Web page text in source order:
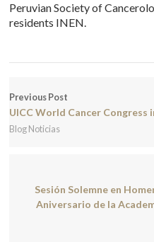
Peruvian Society of
residents INEN.
Previous Post
UICC World Cancer Congress
Blog Noticias
Sesión Solemne en
Aniversario de la